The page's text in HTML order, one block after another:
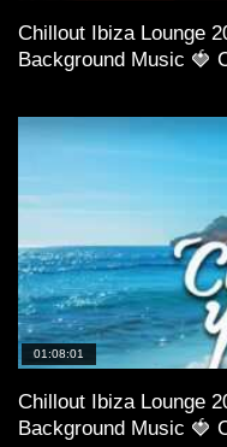
Chillout Ibiza Lounge
Background Music 🍓
01:08:01
Chillout Ibiza Lounge
Background Music 🍓